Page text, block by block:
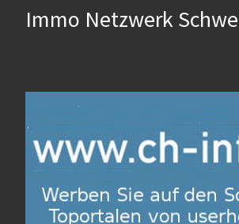
Immo Netzwerk